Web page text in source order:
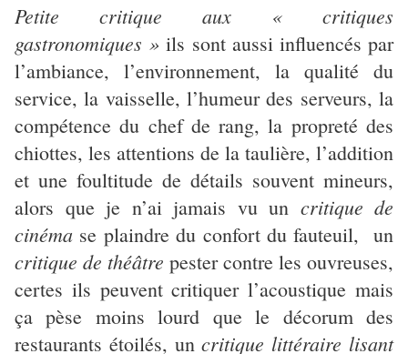
Petite critique aux « critiques
gastronomiques » ils sont aussi influencés par
l’ambiance, l’environnement, la qualité du
service, la vaisselle, l’humeur des serveurs, la
compétence du chef de rang, la propreté des
chiottes, les attentions de la taulière, l’addition
et une foultitude de détails souvent mineurs,
alors que je n’ai jamais vu un critique de
cinéma se plaindre du confort du fauteuil, un
critique de théâtre pester contre les ouvreuses,
certes ils peuvent critiquer l’acoustique mais
ça pèse moins lourd que le décorum des
restaurants étoilés, uncritique littéraire lisant